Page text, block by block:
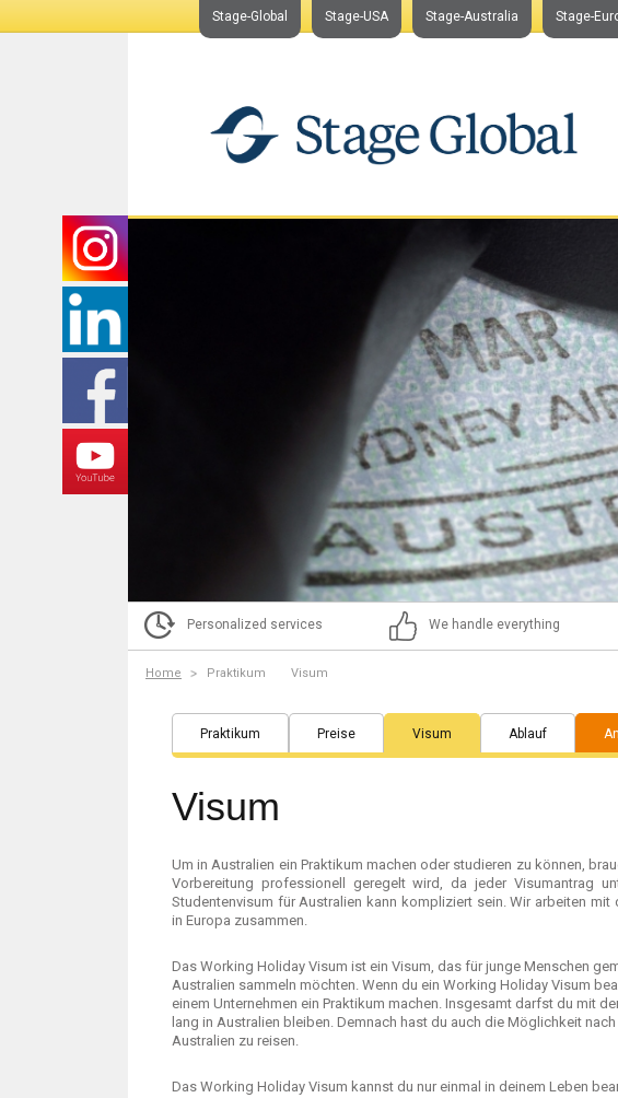
Stage-Global Stage-USA Stage-Australia Stage-
Personalized services We handle everything
Home Praktikum Visum
Praktikum Preise Visum Ablauf
Visum
Um in Australien ein Praktikum machen oder studieren zu können,
Vorbereitung professionell geregelt wird, da jeder Visumantrag
Studentenvisum für Australien kann kompliziert sein. Wir arbeiten
in Europa zusammen.
Das Working Holiday Visum ist ein Visum, das für junge Menschen
Australien sammeln möchten. Wenn du ein Working Holiday Visum
einem Unternehmen ein Praktikum machen. Insgesamt darfst du mit
lang in Australien bleiben. Demnach hast du auch die Möglichkeit
Australien zu reisen.
Das Working Holiday Visum kannst du nur einmal in deinem Leben